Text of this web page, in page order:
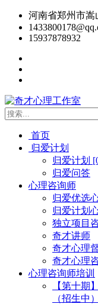
河南省郑州市嵩
15937878932
首页
归爱计划
归爱计划
归爱问答
心理咨询师
归爱优选
归爱计划
独立项目
奇才讲师
奇才心理
奇才心理
心理咨询师培训
【第十期
（招生中）